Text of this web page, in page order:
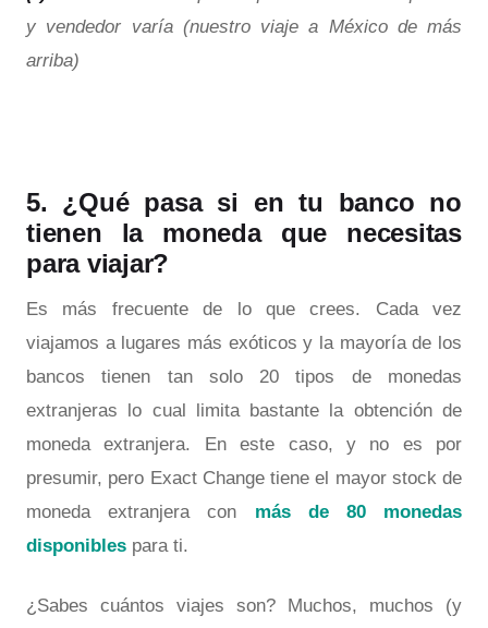
y vendedor varía (nuestro viaje a México de más
arriba)
5. ¿Qué pasa si en tu banco no
tienen la moneda que necesitas
para viajar?
Es más frecuente de lo que crees. Cada vez
viajamos a lugares más exóticos y la mayoría de los
bancos tienen tan solo 20 tipos de monedas
extranjeras lo cual limita bastante la obtención de
moneda extranjera. En este caso, y no es por
presumir, pero Exact Change tiene el mayor stock de
moneda extranjera con
más de 80 monedas
disponibles para ti.
¿Sabes cuántos viajes son? Muchos, muchos (y